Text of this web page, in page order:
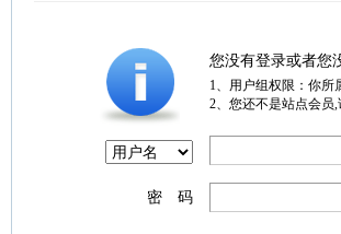
您没有登录或者您
1、用户组权限：你所
2、您还不是站点会员
密 码